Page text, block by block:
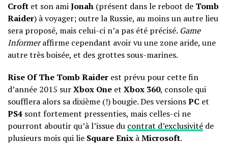
Croft et son amiJonah (présent dans le reboot de Tomb
Raider) à voyager; outre la Russie, au moins un autre lieu
sera proposé, mais celui-ci n’a pas été précisé. Game
Informeraffirme cependant avoir vu une zone aride, une
autre très boisée, et des grottes sous-marines.
Rise Of The Tomb Raider est prévu pour cette fin
d’année 2015 surXbox One et Xbox 360, console qui
soufflera alors sa dixième (!) bougie. Des versionsPC et
PS4 sont fortement pressenties, mais celles-ci ne
pourront aboutir qu’à l’issue du contrat d’exclusivité de
plusieurs mois qui lie Square Enix àMicrosoft.